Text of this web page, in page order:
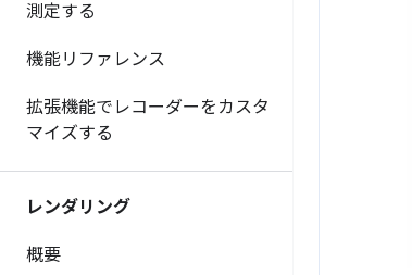
測定する
機能リファレンス
拡張機能でレコーダーをカスタ
マイズする
レンダリング
概要